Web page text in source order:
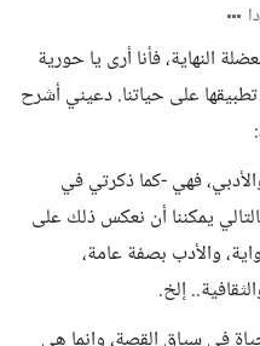
النهاية، فأنا أرى يا حورية
تطبيقها على حياتنا. دعيني أشرح
والأدبي، فهي -كما ذكرتي في
يمكننا أن نعكس ذلك على
والأدب بصفة عامة،
إلخ.